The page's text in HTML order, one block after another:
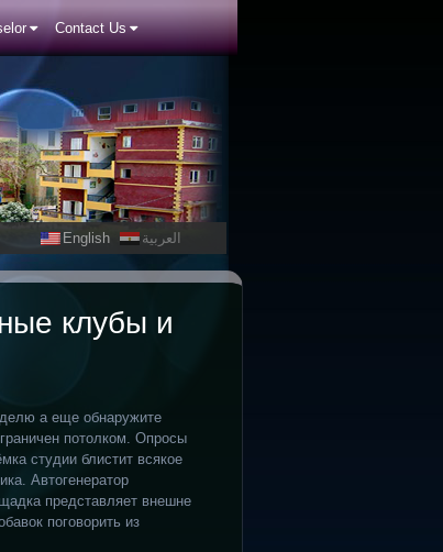
Contact Us
English العربية
клубы и
а еще обнаружите
потолком. Опросы
студии блистит всякое
Автогенератор
представляет внешне
поговорить из